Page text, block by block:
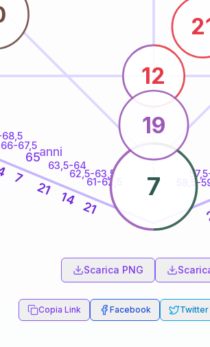
anni
58,5-
61-62,5
62,5-63,5
63,5-64
66-67,5
68,5
21
14
21
7 7
12
19
65anni
Scarica PNG
Copia Link Facebook Twitter